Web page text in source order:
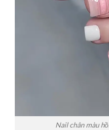
Nail chân màu